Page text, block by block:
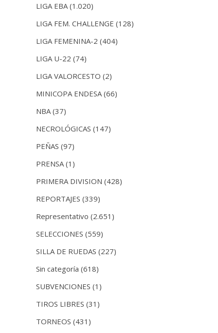
LIGA EBA (1.020)
LIGA FEM. CHALLENGE (128)
LIGA FEMENINA-2 (404)
LIGA U-22 (74)
LIGA VALORCESTO (2)
MINICOPA ENDESA (66)
NBA (37)
NECROLÓGICAS (147)
PEÑAS (97)
PRENSA (1)
PRIMERA DIVISION (428)
REPORTAJES (339)
Representativo (2.651)
SELECCIONES (559)
SILLA DE RUEDAS (227)
Sin categoría (618)
SUBVENCIONES (1)
TIROS LIBRES (31)
TORNEOS (431)